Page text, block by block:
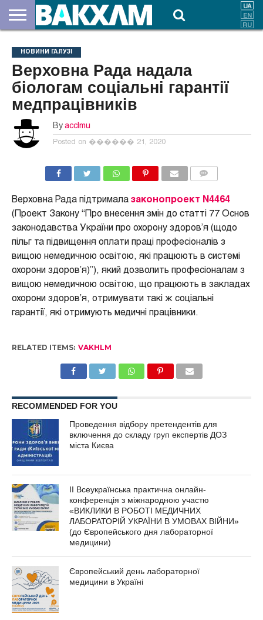
НАС
ВНЕСКИ
ДОКУМЕНТИ
НОВИНИ
КОНТАКТИ
НОВИНИ ГАЛУЗІ
Верховна Рада надала
біологам соціальні гарантії
медпрацівників
By acclmu
Posted on ������ 21, 2020
Верховна Рада підтримала законопроект N4464
(Проект Закону “Про внесення змін до статті 77 Основ
законодавства України про охорону здоров’я (щодо
пільг та підвищення оплати праці професіоналів з
вищою немедичною освітою, які працюють в системі
охорони здоров’я)”), який дозволить професіоналам з
вищою немедичною освітою, що працюють в закладах
охорони здоров’я, отримувати такі ж соціальні
гарантії, які отримують медичні працівники.
RELATED ITEMS: VAKHLM
RECOMMENDED FOR YOU
Проведення відбору претендентів для
включення до складу груп експертів ДОЗ
міста Києва
ІІ Всеукраїнська практична онлайн-
конференція з міжнародною участю
«ВИКЛИКИ В РОБОТІ МЕДИЧНИХ
ЛАБОРАТОРІЙ УКРАЇНИ В УМОВАХ ВІЙНИ»
(до Європейського дня лабораторної
медицини)
Європейський день лабораторної
медицини в Україні